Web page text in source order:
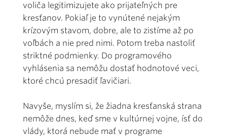
voliča legitimizujete ako prijateľných pre
kresťanov. Pokiaľ je to vynútené nejakým
krízovým stavom, dobre, ale to zistíme až po
voľbách a nie pred nimi. Potom treba nastoliť
striktné podmienky. Do programového
vyhlásenia sa nemôžu dostať hodnotové veci,
ktoré chcú presadiť ľavičiari.
Navyše, myslím si, že žiadna kresťanská strana
nemôže dnes, keď sme v kultúrnej vojne, ísť do
vlády, ktorá nebude mať v programe